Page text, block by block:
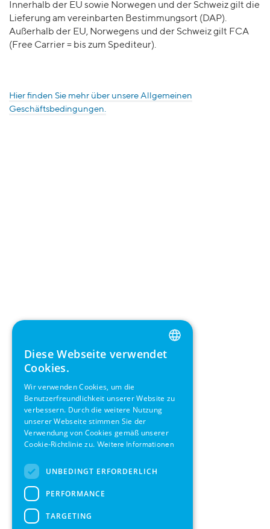
Innerhalb der EU sowie Norwegen und der Schweiz gilt die
Lieferung am vereinbarten Bestimmungsort (DAP).
Außerhalb der EU, Norwegens und der Schweiz gilt FCA
(Free Carrier = bis zum Spediteur).
Hier finden Sie mehr über unsere Allgemeinen
Geschäftsbedingungen.
ENGLISH
SWEDISH
Diese Webseite verwendet
Cookies.
Wir verwenden Cookies, um die
Benutzerfreundlichkeit unserer Website zu
verbessern. Durch die weitere Nutzung
unserer Webseite stimmen Sie der
Verwendung von Cookies gemäß unserer
Cookie-Richtlinie zu. Weitere Informationen
UNBEDINGT ERFORDERLICH
PERFORMANCE
TARGETING